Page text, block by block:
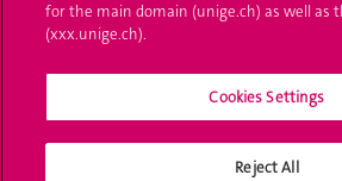
UNIGE Mobile
for the main domain (unige.ch) as well as
(xxx.unige.ch).
Cookies Settings
Reject All